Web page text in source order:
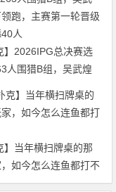
】2026IPG总决赛选
人围猎B组，吴武煌
，主赛第一轮晋级版
】当年横扫牌桌的那
如今怎么连鱼都打不